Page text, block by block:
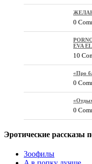
0
EVA
10
«Про
0
0
Эротические рассказы
3ooфилы